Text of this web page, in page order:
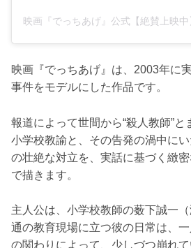
映画『でっちあげ』公式【絶賛上映中】
映画『でっちあげ』は、2003年に
事件をモデルにした作品です。
報道によって世間から“殺人教師”
小学校教諭と、その告発の渦中に
の壮絶な対立を、実話に基づく緻
で描きます。
主人公は、小学校教師の薮下誠一
通の教育現場に立つ彼の日常は、
の関わりによって、少しづつ崩れ